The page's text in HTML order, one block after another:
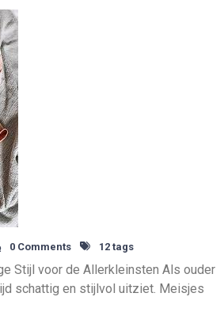
0 Comments 12 tags
Stijl voor de Allerkleinsten Als ouder
schattig en stijlvol uitziet. Meisjes